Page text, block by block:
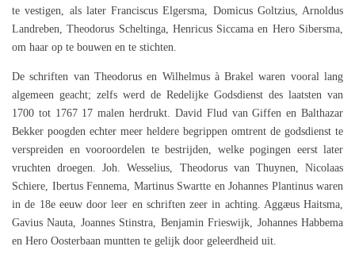
te vestigen, als later Franciscus Elgersma, Domicus Goltzius, Arnoldus
Landreben, Theodorus Scheltinga, Henricus Siccama en Hero Sibersma,
om haar op te bouwen en te stichten.
De schriften van Theodorus en Wilhelmus à Brakel waren vooral lang
algemeen geacht; zelfs werd de Redelijke Godsdienst des laatsten van
1700 tot 1767 17 malen herdrukt. David Flud van Giffen en Balthazar
Bekker poogden echter meer heldere begrippen omtrent de godsdienst te
verspreiden en vooroordelen te bestrijden, welke pogingen eerst later
vruchten droegen. Joh. Wesselius, Theodorus van Thuynen, Nicolaas
Schiere, Ibertus Fennema, Martinus Swartte en Johannes Plantinus waren
in de 18e eeuw door leer en schriften zeer in achting. Aggæus Haitsma,
Gavius Nauta, Joannes Stinstra, Benjamin Frieswijk, Johannes Habbema
en Hero Oosterbaan muntten te gelijk door geleerdheid uit.